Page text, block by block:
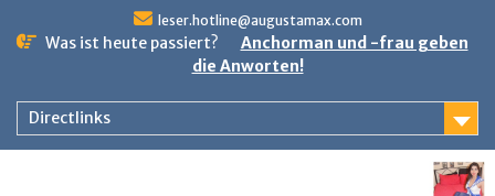
leser.hotline@augustamax.com
Was ist heute passiert?
Anchorman und -frau geben
die Anworten!
Directlinks